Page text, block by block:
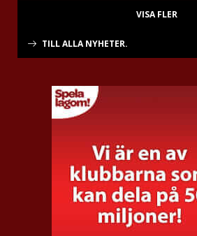
VISA FLER
TILL ALLA NYHETER.